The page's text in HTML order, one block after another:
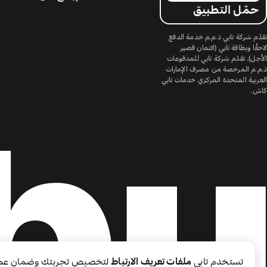
حمّل التطبيق
تقدّم شركة تابي ذ.م.م خدمة الدفع
لاحقًا وبطاقة تابي (ائتمان قصير
الأجل). تقدّم شركة تابي للمدفوعات
ذ.م.م المرخصة من مصرف الإمارات
العربية المتحدة المركزي خدمات تابي
كاش.
تستخدم تابي ملفات تعريف الارتباطلتخصيص تجربتك وضمان